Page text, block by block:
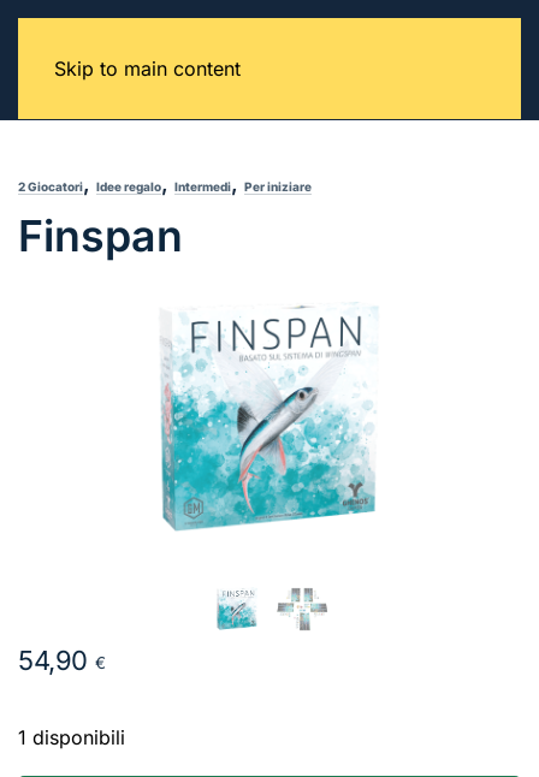
Skip to main content
2 Giocatori, Idee regalo, Intermedi, Per iniziare
Finspan
54,90 €
1 disponibili